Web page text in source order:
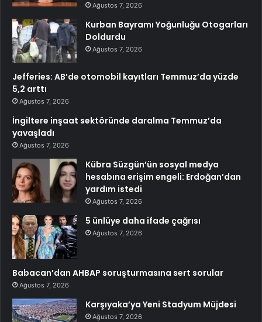
Ağustos 7, 2026
Kurban Bayramı Yoğunluğu Otogarları
Doldurdu
Ağustos 7, 2026
Jefferies: AB’de otomobil kayıtları Temmuz’da yüzde
5,2 arttı
Ağustos 7, 2026
İngiltere inşaat sektöründe daralma Temmuz’da
yavaşladı
Ağustos 7, 2026
Kübra Süzgün’ün sosyal medya
hesabına erişim engeli: Erdoğan’dan
yardım istedi
Ağustos 7, 2026
5 ünlüye daha ifade çağrısı
Ağustos 7, 2026
Babacan’dan AHBAP soruşturmasına sert sorular
Ağustos 7, 2026
Karşıyaka’ya Yeni Stadyum Müjdesi
Ağustos 7, 2026